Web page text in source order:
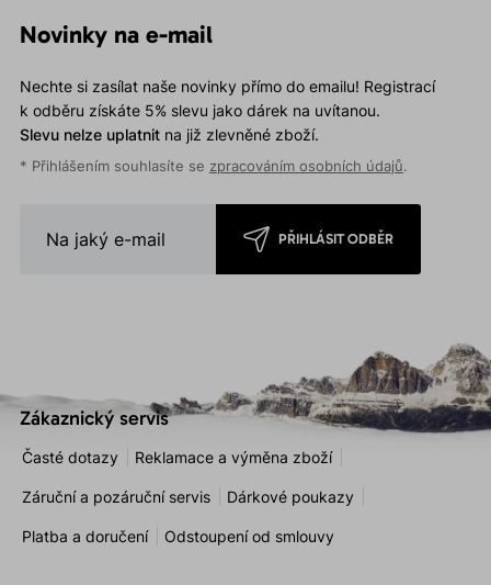
Novinky na e-mail
Nechte si zasílat naše novinky přímo do emailu! Registrací
k odběru získáte 5% slevu jako dárek na uvítanou.
Slevu nelze uplatnitna již zlevněné zboží.
* Přihlášením souhlasíte se zpracováním osobních údajů.
PŘIHLÁSIT ODBĚR
Zákaznický servis
Časté dotazy Reklamace a výměna zboží
Záruční a pozáruční servis Dárkové poukazy
Platba a doručení Odstoupení od smlouvy